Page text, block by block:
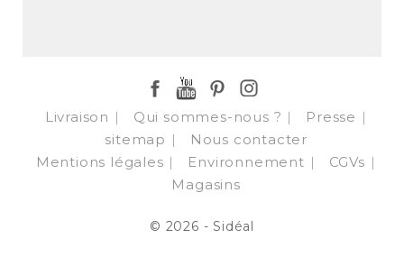
Facebook
YouTubePinterest
Livraison
Qui sommes-nous ?
Presse
sitemap
Nous contacter
Mentions légales
Environnement
CGVs
Magasins
© 2026 - Sidéal